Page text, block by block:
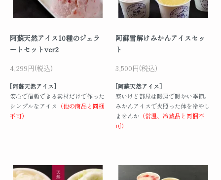
阿蘇天然アイス10種のジェラ
ートセットver2
4,299円(税込)
[阿蘇天然アイス]
安心で信頼できる素材だけで作った
シンプルなアイス （他の商品と同梱
不可）
阿蘇雪解けみかんアイスセッ
ト
3,500円(税込)
[阿蘇天然アイス]
寒いけど部屋は暖房で暖かい季節。
みかんアイスで火照った体を冷やし
ませんか （常温、冷蔵品と同梱不
可）